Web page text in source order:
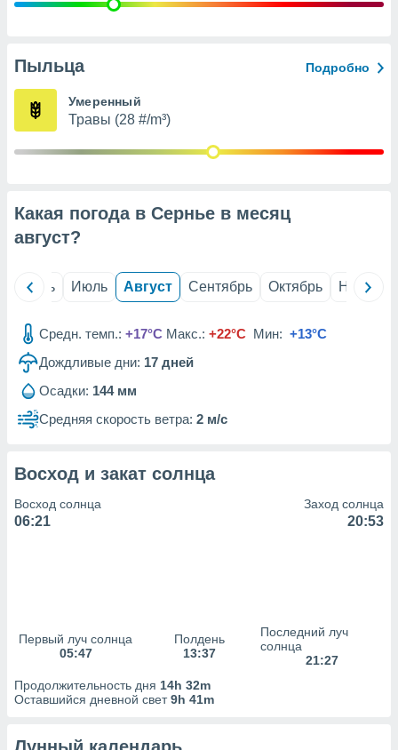
рекламы
сведения
1199
Пыльца Подробно
Умеренный
Травы (28 #/m³)
Какая погода в Сернье в месяц
август?
Июнь Июль Август Сентябрь Октябрь Ноябрь
Средн. темп.: +17°C Макс.: +22°C Мин: +13°C
Дождливые дни: 17 дней
Осадки: 144 мм
Средняя скорость ветра: 2 м/с
Восход и закат солнца
Восход солнца
06:21
Заход солнца
20:53
Первый луч солнца
05:47
Полдень
13:37
Последний луч
солнца
21:27
Продолжительность дня 14h 32m
Оставшийся дневной свет9h 41m